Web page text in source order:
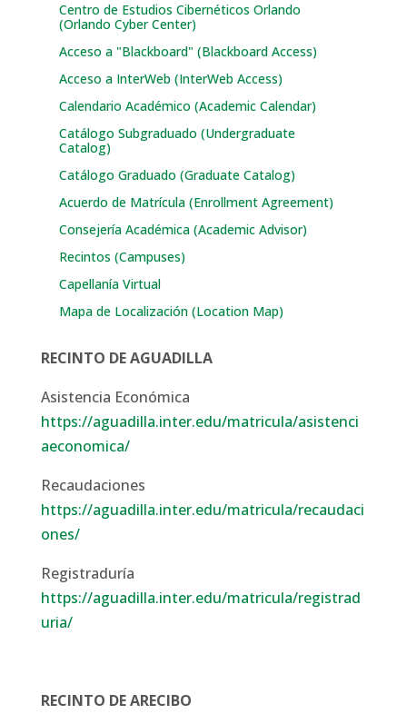
Centro de Estudios Cibernéticos Orlando
(Orlando Cyber Center)
Acceso a "Blackboard" (Blackboard Access)
Acceso a InterWeb (InterWeb Access)
Calendario Académico (Academic Calendar)
Catálogo Subgraduado (Undergraduate
Catalog)
Catálogo Graduado (Graduate Catalog)
Acuerdo de Matrícula (Enrollment Agreement)
Consejería Académica (Academic Advisor)
Recintos (Campuses)
Capellanía Virtual
Mapa de Localización (Location Map)
RECINTO DE AGUADILLA
Asistencia Económica
https://aguadilla.inter.edu/matricula/asistenci
aeconomica/
Recaudaciones
https://aguadilla.inter.edu/matricula/recaudaci
ones/
Registraduría
https://aguadilla.inter.edu/matricula/registrad
uria/
RECINTO DE ARECIBO